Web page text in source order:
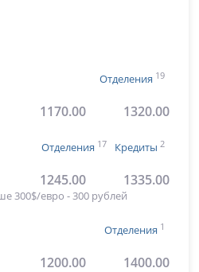
Отделения 19
1170.00 1320.00
Отделения 17 Кредиты 2
1245.00 1335.00
300$/евро - 300 рублей
Отделения 1
1200.00 1400.00